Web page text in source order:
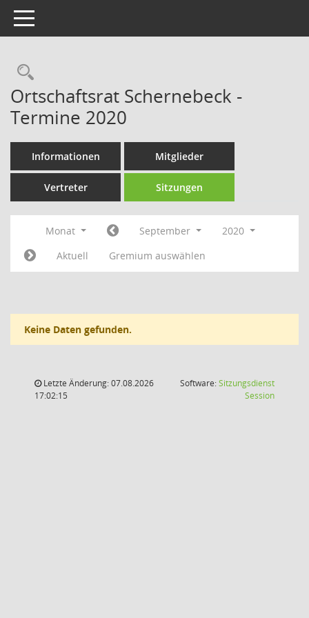
Toggle navigation
Rechercheauswahl
Ortschaftsrat Schernebeck -
Termine 2020
Informationen Mitglieder
Vertreter Sitzungen
Monat September
2020
Aktuell
Gremium auswählen
Keine Daten gefunden.
Letzte Änderung: 07.08.2026
17:02:15
Software:Sitzungsdienst
Session(Wird in